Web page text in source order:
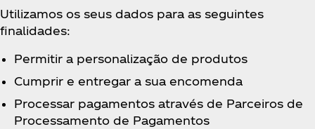
Utilizamos os seus dados para as seguintes
finalidades:
Permitir a personalização de produtos
Cumprir e entregar a sua encomenda
Processar pagamentos através de Parceiros de
Processamento de Pagamentos